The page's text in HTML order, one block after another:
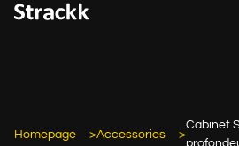
Homepage Accessories
Cabinet